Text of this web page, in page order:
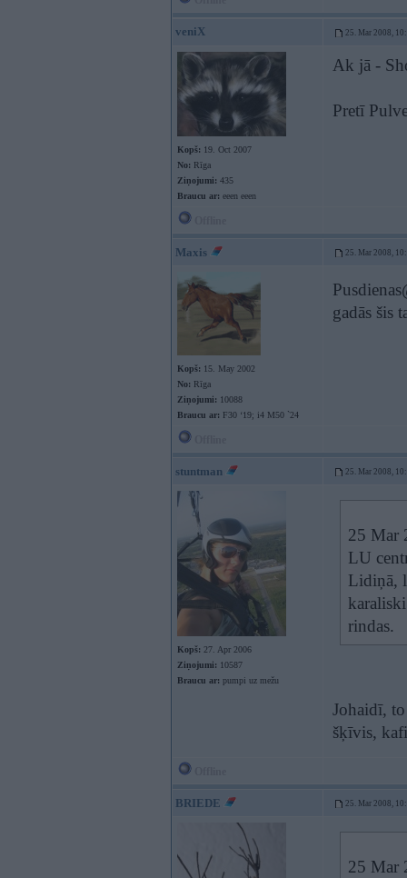
veniX 25. Mar 2008,
Kopš: 19. Oct 2007
No: Rīga
Ziņojumi: 435
Braucu ar: eeen eeen
Ak jā -
Pretī
Maxis 25. Mar 2008,
Kopš: 15. May 2002
No: Rīga
Ziņojumi: 10088
Braucu ar: F30 ‘19; i4 M50 `24
gadās šis
stuntman 25. Mar 2008,
Kopš: 27. Apr 2006
Ziņojumi: 10587
Braucu ar: pumpi uz mežu
25 Mar
LU
Lidiņā,
rindas.
Johaidī,
šķīvis,
BRIEDE 25. Mar 2008,
25 Mar